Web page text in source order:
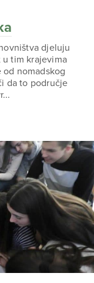
djeluju
tim krajevima
nomadskog
da to područje